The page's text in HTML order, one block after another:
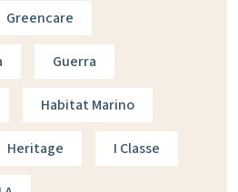
Greencare
Guerra
Habitat Marino
Heritage I Classe